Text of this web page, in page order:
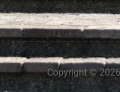
Copyright ©